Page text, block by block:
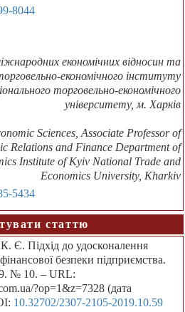
8044
економічних відносин та
економічного інституту
торговельно-економічного
університету, м. Харків
Sciences, Associate Professor of
Relations and Finance Department of
Institute of Kyiv National Trade and
Economics University, Kharkiv
5434
статтю
Є. Підхід до удосконалення
безпеки підприємства.
№ 10. – URL:
?op=1&z=7328 (дата
10.32702/2307-2105-2019.10.59